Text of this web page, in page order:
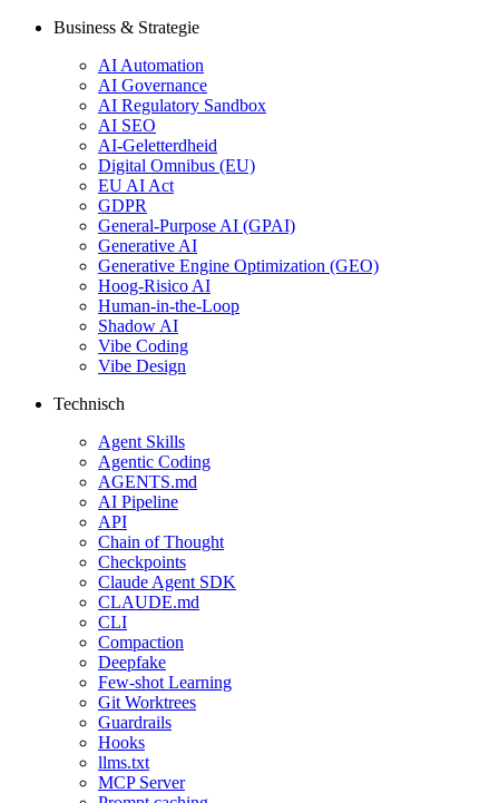
Business & Strategie
AI Automation
AI Governance
AI Regulatory Sandbox
AI SEO
AI-Geletterdheid
Digital Omnibus (EU)
EU AI Act
GDPR
General-Purpose AI (GPAI)
Generative AI
Generative Engine Optimization (GEO)
Hoog-Risico AI
Human-in-the-Loop
Shadow AI
Vibe Coding
Vibe Design
Technisch
Agent Skills
Agentic Coding
AGENTS.md
AI Pipeline
API
Chain of Thought
Checkpoints
Claude Agent SDK
CLAUDE.md
CLI
Compaction
Deepfake
Few-shot Learning
Git Worktrees
Guardrails
Hooks
llms.txt
MCP Server